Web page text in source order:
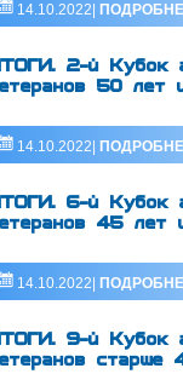
14.10.2022|
2-й Кубок
50 лет
14.10.2022|
6-й Кубок
45 лет
14.10.2022|
9-й Кубок
старше